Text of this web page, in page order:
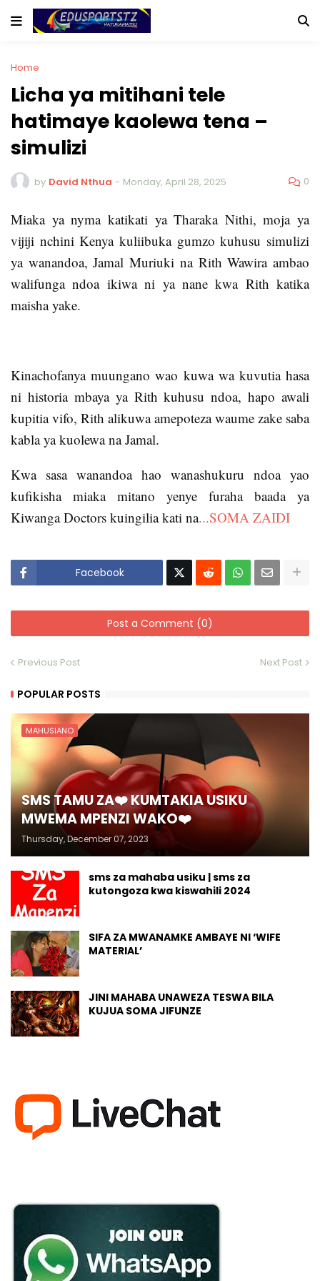
Home
Licha ya mitihani tele
hatimaye kaolewa tena –
simulizi
by David Nthua - Monday, April 28, 2025 0
Miaka ya nyma katikati ya Tharaka Nithi, moja ya
vijiji nchini Kenya kuliibuka gumzo kuhusu simulizi
ya wanandoa, Jamal Muriuki na Rith Wawira ambao
walifunga ndoa ikiwa ni ya nane kwa Rith katika
maisha yake.
Kinachofanya muungano wao kuwa wa kuvutia hasa
ni historia mbaya ya Rith kuhusu ndoa, hapo awali
kupitia vifo, Rith alikuwa amepoteza waume zake saba
kabla ya kuolewa na Jamal.
Kwa sasa wanandoa hao wanashukuru ndoa yao
kufikisha miaka mitano yenye furaha baada ya
Kiwanga Doctors kuingilia kati na...SOMA ZAIDI
Facebook
Post a Comment (0)
Previous Post Next Post
POPULAR POSTS
MAHUSIANO
SMS TAMU ZA❤️ KUMTAKIA USIKU
MWEMA MPENZI WAKO❤️
Thursday, December 07, 2023
sms za mahaba usiku | sms za
kutongoza kwa kiswahili 2024
SIFA ZA MWANAMKE AMBAYE NI ‘WIFE
MATERIAL’
JINI MAHABA UNAWEZA TESWA BILA
KUJUA SOMA JIFUNZE